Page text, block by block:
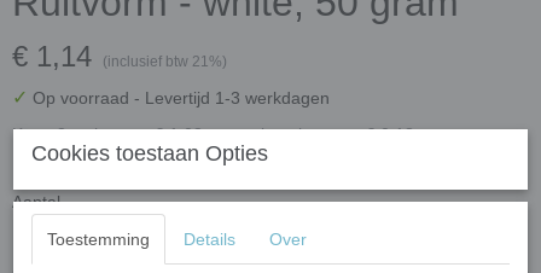
€ 1,14 (inclusief btw 21%)
✓ Op voorraad - Levertijd 1-3 werkdagen
Koop 3 stuks voor € 1,08 per stuk en bespaar € 0,18
Koop 5 stuks voor € 1,03 per stuk en bespaar € 0,55
Aantal
Cookies toestaan Opties
Toestemming Details Over